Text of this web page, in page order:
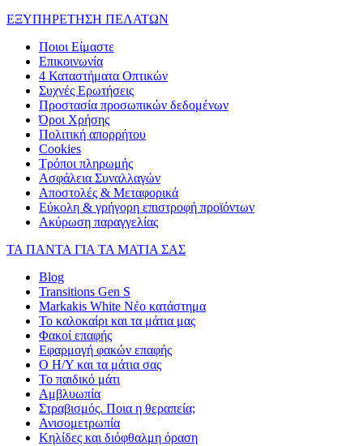
ΕΞΥΠΗΡΕΤΗΣΗ ΠΕΛΑΤΩΝ
Ποιοι Είμαστε
Επικοινωνία
4 Καταστήματα Οπτικών
Συχνές Ερωτήσεις
Προστασία προσωπικών δεδομένων
Όροι Χρήσης
Πολιτική απορρήτου
Cookies
Τρόποι πληρωμής
Ασφάλεια Συναλλαγών
Αποστολές & Μεταφορικά
Εύκολη & γρήγορη επιστροφή προϊόντων
Ακύρωση παραγγελίας
ΤΑ ΠΑΝΤΑ ΓΙΑ ΤΑ ΜΑΤΙΑ ΣΑΣ
Blog
Transitions Gen S
Markakis White Νέο κατάστημα
Το καλοκαίρι και τα μάτια μας
Φακοί επαφής
Εφαρμογή φακών επαφής
Ο Η/Υ και τα μάτια σας
Το παιδικό μάτι
Αμβλυωπία
Στραβισμός. Ποια η θεραπεία;
Ανισομετρωπία
Κηλίδες και διόφθαλμη όραση